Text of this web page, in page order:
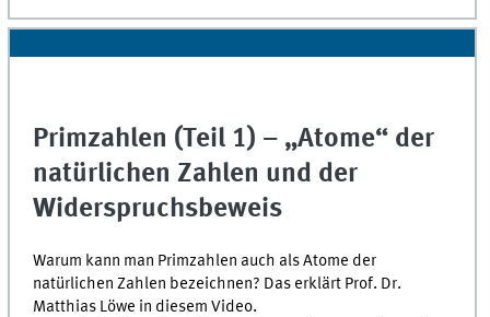
Primzahlen (Teil 1) – „Atome“ der
natürlichen Zahlen und der
Widerspruchsbeweis
Warum kann man Primzahlen auch als Atome der
natürlichen Zahlen bezeichnen? Das erklärt Prof. Dr.
Matthias Löwe in diesem Video.